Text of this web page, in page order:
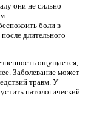
они не сильно
боли в
длительного
ощущается,
Заболевание может
травм. У
патологический